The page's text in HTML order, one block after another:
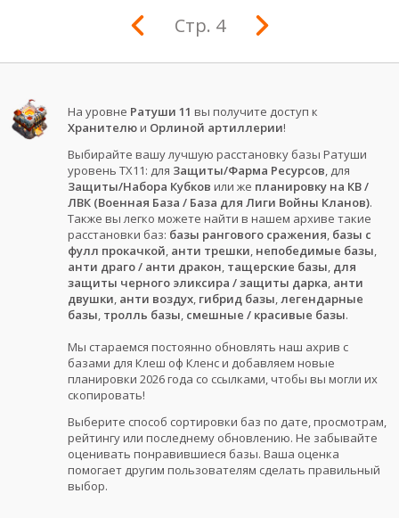
Стр. 4
На уровне Ратуши 11 вы получите доступ к
Хранителюи Орлиной артиллерии!
Выбирайте вашу лучшую расстановку базы Ратуши
уровень ТХ11: для Защиты/Фарма Ресурсов, для
Защиты/Набора Кубков или же планировку на КВ /
ЛВК (Военная База / База для Лиги Войны Кланов).
Также вы легко можете найти в нашем архиве такие
расстановки баз: базы рангового сражения, базы с
фулл прокачкой, анти трешки, непобедимые базы,
анти драго / анти дракон, тащерские базы, для
защиты черного эликсира / защиты дарка, анти
двушки, анти воздух, гибрид базы,легендарные
базы, тролль базы, смешные / красивые базы.
Мы стараемся постоянно обновлять наш ахрив с
базами для Клеш оф Кленс и добавляем новые
планировки 2026 года со ссылками, чтобы вы могли их
скопировать!
Выберите способ сортировки баз по дате, просмотрам,
рейтингу или последнему обновлению. Не забывайте
оценивать понравившиеся базы. Ваша оценка
помогает другим пользователям сделать правильный
выбор.